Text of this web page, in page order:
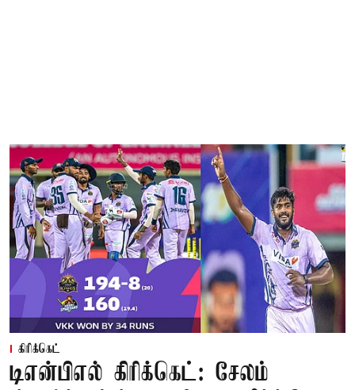
கிரிக்கெட்
டிஎன்பிஎல் கிரிக்கெட்: சேலம்